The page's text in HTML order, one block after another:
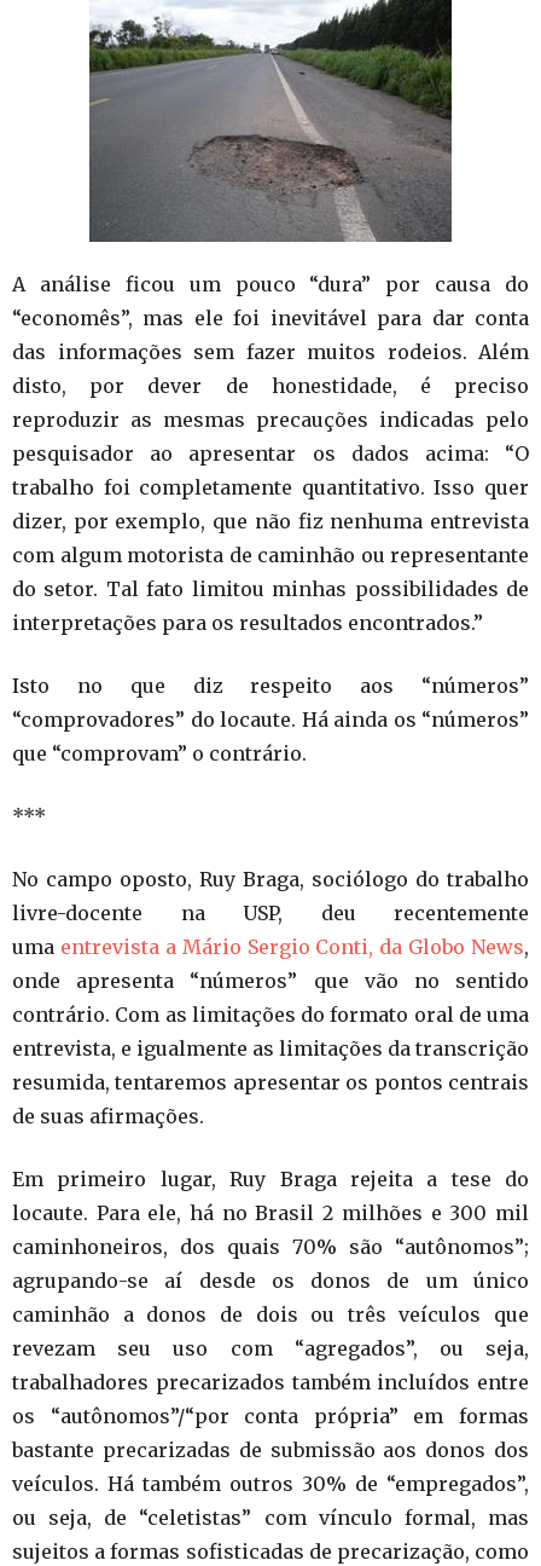
A análise ficou um pouco “dura” por causa do
“economês”, mas ele foi inevitável para dar conta
das informações sem fazer muitos rodeios. Além
disto, por dever de honestidade, é preciso
reproduzir as mesmas precauções indicadas pelo
pesquisador ao apresentar os dados acima: “O
trabalho foi completamente quantitativo. Isso quer
dizer, por exemplo, que não fiz nenhuma entrevista
com algum motorista de caminhão ou representante
do setor. Tal fato limitou minhas possibilidades de
interpretações para os resultados encontrados.”
Isto no que diz respeito aos “números”
“comprovadores” do locaute. Há ainda os “números”
que “comprovam” o contrário.
***
No campo oposto, Ruy Braga, sociólogo do trabalho
livre-docente na USP, deu recentemente
uma entrevista a Mário Sergio Conti, da Globo News,
onde apresenta “números” que vão no sentido
contrário. Com as limitações do formato oral de uma
entrevista, e igualmente as limitações da transcrição
resumida, tentaremos apresentar os pontos centrais
de suas afirmações.
Em primeiro lugar, Ruy Braga rejeita a tese do
locaute. Para ele, há no Brasil 2 milhões e 300 mil
caminhoneiros, dos quais 70% são “autônomos”;
agrupando-se aí desde os donos de um único
caminhão a donos de dois ou três veículos que
revezam seu uso com “agregados”, ou seja,
trabalhadores precarizados também incluídos entre
os “autônomos”/“por conta própria” em formas
bastante precarizadas de submissão aos donos dos
veículos. Há também outros 30% de “empregados”,
ou seja, de “celetistas” com vínculo formal, mas
sujeitos a formas sofisticadas de precarização, como